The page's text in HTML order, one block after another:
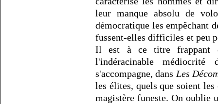
leur manque absolu de
démocratique les empêchant
fussent-elles difficiles et peu
Il est à ce titre frappant
l'indéracinable médiocrité
s'accompagne, dans Les
les élites, quels que soient
magistère funeste. On oublie